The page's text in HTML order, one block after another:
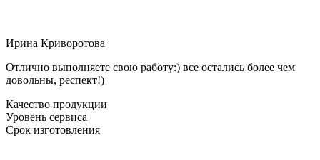
Ирина Криворотова
Отлично выполняете свою работу:) все остались более чем
довольны, респект!)
Качество продукции
Уровень сервиса
Срок изготовления